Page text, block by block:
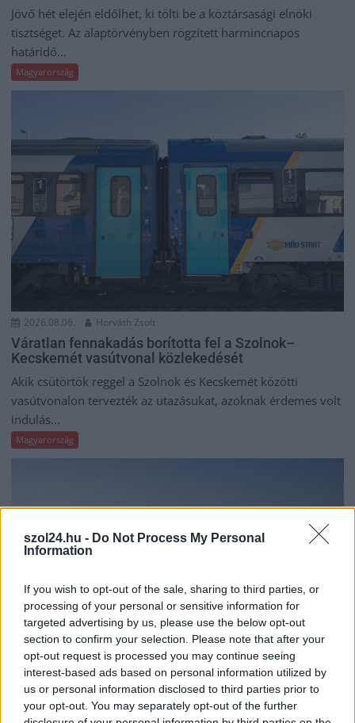
szol24.hu - Do Not Process My Personal
Information
If you wish to opt-out of the sale, sharing to third parties, or
processing of your personal or sensitive information for
targeted advertising by us, please use the below opt-out
section to confirm your selection. Please note that after your
opt-out request is processed you may continue seeing
interest-based ads based on personal information utilized by
us or personal information disclosed to third parties prior to
your opt-out. You may separately opt-out of the further
Jövő hét elején eldőlhet, ki tölti be a köztársasági elnöki
tisztséget. Az alaptörvényben rögzített harmincnapos
határidő...
Magyarország
2026.08.06. Horváth Zsolt
Váratlan fennakadás borította fel a Szolnok–
Kecskemét vasútvonal közlekedését
Akik csütörtök reggel a Szolnok és Kecskemét közötti
vasútvonalon tervezték az utazásukat, azoknak érdemes volt
indulás...
Magyarország
2026.08.06. Kiss Lajos
Egyszer fent, egyszer lent, így festett a Duna a két